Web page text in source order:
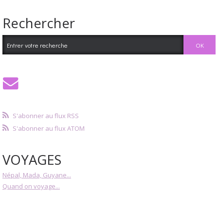
Rechercher
S'abonner au flux RSS
S'abonner au flux ATOM
VOYAGES
Népal, Mada, Guyane...
Quand on voyage...